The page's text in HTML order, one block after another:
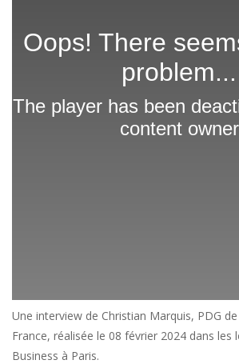
Une interview de Christian Marquis, PDG de
France, réalisée le 08 février 2024 dans les
Business à Paris.